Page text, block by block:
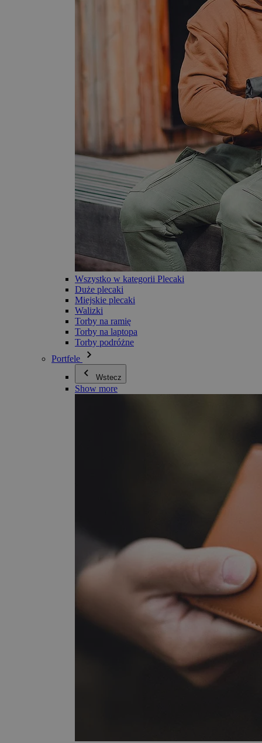
Wszystko w kategorii Plecaki
Duże plecaki
Miejskie plecaki
Walizki
Torby na ramię
Torby na laptopa
Torby podróżne
Portfele
Wstecz
Show more